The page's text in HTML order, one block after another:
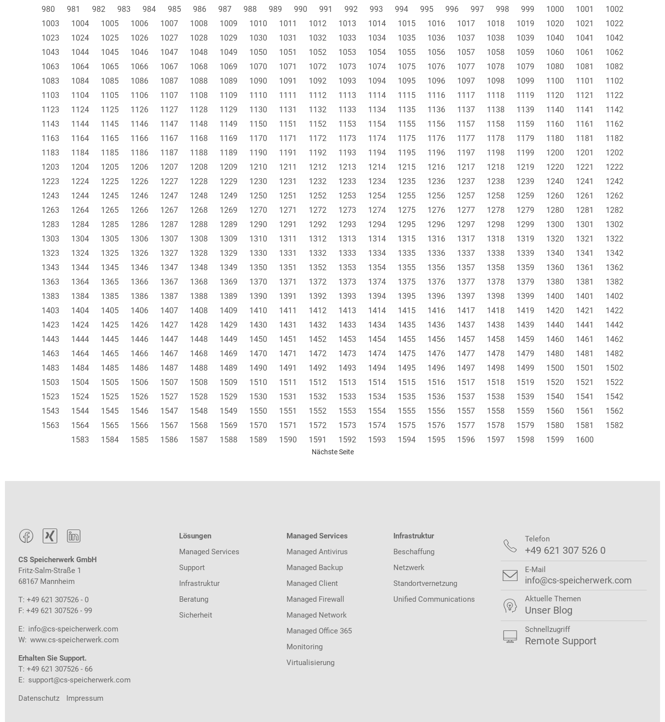
980
981 982 983 984 985 986 987 988 989 990 991 992 993 994 995 996 997 998 999 1000 1001
1002
1003
1004 1005 1006 1007 1008 1009 1010 1011 1012 1013 1014 1015 1016 1017 1018 1019 1020 1021
1022
1023
1024 1025 1026 1027 1028 1029 1030 1031 1032 1033 1034 1035 1036 1037 1038 1039 1040 1041
1042
1043
1044 1045 1046 1047 1048 1049 1050 1051 1052 1053 1054 1055 1056 1057 1058 1059 1060 1061
1062
1063
1064 1065 1066 1067 1068 1069 1070 1071 1072 1073 1074 1075 1076 1077 1078 1079 1080 1081
1082
1083
1084 1085 1086 1087 1088 1089 1090 1091 1092 1093 1094 1095 1096 1097 1098 1099 1100 1101
1102
1103
1104 1105 1106 1107 1108 1109 1110 1111 1112 1113 1114 1115 1116 1117 1118 1119 1120 1121
1122
1123
1124 1125 1126 1127 1128 1129 1130 1131 1132 1133 1134 1135 1136 1137 1138 1139 1140 1141
1142
1143
1144 1145 1146 1147 1148 1149 1150 1151 1152 1153 1154 1155 1156 1157 1158 1159 1160 1161
1162
1163
1164 1165 1166 1167 1168 1169 1170 1171 1172 1173 1174 1175 1176 1177 1178 1179 1180 1181
1182
1183
1184 1185 1186 1187 1188 1189 1190 1191 1192 1193 1194 1195 1196 1197 1198 1199 1200 1201
1202
1203
1204 1205 1206 1207 1208 1209 1210 1211 1212 1213 1214 1215 1216 1217 1218 1219 1220 1221
1222
1223
1224 1225 1226 1227 1228 1229 1230 1231 1232 1233 1234 1235 1236 1237 1238 1239 1240 1241
1242
1243
1244 1245 1246 1247 1248 1249 1250 1251 1252 1253 1254 1255 1256 1257 1258 1259 1260 1261
1262
1263
1264 1265 1266 1267 1268 1269 1270 1271 1272 1273 1274 1275 1276 1277 1278 1279 1280 1281
1282
1283
1284 1285 1286 1287 1288 1289 1290 1291 1292 1293 1294 1295 1296 1297 1298 1299 1300 1301
1302
1303
1304 1305 1306 1307 1308 1309 1310 1311 1312 1313 1314 1315 1316 1317 1318 1319 1320 1321
1322
1323
1324 1325 1326 1327 1328 1329 1330 1331 1332 1333 1334 1335 1336 1337 1338 1339 1340 1341
1342
1343
1344 1345 1346 1347 1348 1349 1350 1351 1352 1353 1354 1355 1356 1357 1358 1359 1360 1361
1362
1363
1364 1365 1366 1367 1368 1369 1370 1371 1372 1373 1374 1375 1376 1377 1378 1379 1380 1381
1382
1383
1384 1385 1386 1387 1388 1389 1390 1391 1392 1393 1394 1395 1396 1397 1398 1399 1400 1401
1402
1403
1404 1405 1406 1407 1408 1409 1410 1411 1412 1413 1414 1415 1416 1417 1418 1419 1420 1421
1422
1423
1424 1425 1426 1427 1428 1429 1430 1431 1432 1433 1434 1435 1436 1437 1438 1439 1440 1441
1442
1443
1444 1445 1446 1447 1448 1449 1450 1451 1452 1453 1454 1455 1456 1457 1458 1459 1460 1461
1462
1463
1464 1465 1466 1467 1468 1469 1470 1471 1472 1473 1474 1475 1476 1477 1478 1479 1480 1481
1482
1483
1484 1485 1486 1487 1488 1489 1490 1491 1492 1493 1494 1495 1496 1497 1498 1499 1500 1501
1502
1503
1504 1505 1506 1507 1508 1509 1510 1511 1512 1513 1514 1515 1516 1517 1518 1519 1520 1521
1522
1523
1524 1525 1526 1527 1528 1529 1530 1531 1532 1533 1534 1535 1536 1537 1538 1539 1540 1541
1542
1543
1544 1545 1546 1547 1548 1549 1550 1551 1552 1553 1554 1555 1556 1557 1558 1559 1560 1561
1562
1563
1564 1565 1566 1567 1568 1569 1570 1571 1572 1573 1574 1575 1576 1577 1578 1579 1580 1581
1582
1583
1584 1585 1586 1587 1588 1589 1590 1591 1592 1593 1594 1595 1596 1597 1598 1599 1600
Nächste Seite
  
CS Speicherwerk GmbH
Fritz-Salm-Straße 1
68167 Mannheim
T: +49 621 307526 - 0
F: +49 621 307526 - 99
E: info@cs-speicherwerk.com
W: www.cs-speicherwerk.com
Erhalten Sie Support.
T: +49 621 307526 - 66
E: support@cs-speicherwerk.com
Datenschutz Impressum
Lösungen
Managed Services
Support
Infrastruktur
Beratung
Sicherheit
Managed Services
Managed Antivirus
Managed Backup
Managed Client
Managed Firewall
Managed Network
Managed Office 365
Monitoring
Virtualisierung
Infrastruktur
Beschaffung
Netzwerk
Standortvernetzung
Unified Communications
 Telefon
+49 621 307 526 0
 E-Mail
info@cs-speicherwerk.com
 Aktuelle Themen
Unser Blog
 Schnellzugriff
Remote Support